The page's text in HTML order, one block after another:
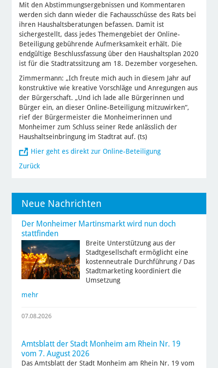
Mit den Abstimmungsergebnissen und Kommentaren
werden sich dann wieder die Fachausschüsse des Rats bei
ihren Haushaltsberatungen befassen. Damit ist
sichergestellt, dass jedes Themengebiet der Online-
Beteiligung gebührende Aufmerksamkeit erhält. Die
endgültige Beschlussfassung über den Haushaltsplan 2020
ist für die Stadtratssitzung am 18. Dezember vorgesehen.
Zimmermann: „Ich freute mich auch in diesem Jahr auf
konstruktive wie kreative Vorschläge und Anregungen aus
der Bürgerschaft. „Und ich lade alle Bürgerinnen und
Bürger ein, an dieser Online-Beteiligung mitzuwirken“,
rief der Bürgermeister die Monheimerinnen und
Monheimer zum Schluss seiner Rede anlässlich der
Haushaltseinbringung im Stadtrat auf. (ts)
Hier geht es direkt zur Online-Beteiligung
Zurück
Neue Nachrichten
Der Monheimer Martinsmarkt wird nun doch
stattfinden
Breite Unterstützung aus der
Stadtgesellschaft ermöglicht eine
kostenneutrale Durchführung / Das
Stadtmarketing koordiniert die
Umsetzung
mehr
07.08.2026
Amtsblatt der Stadt Monheim am Rhein Nr. 19
vom 7. August 2026
Das Amtsblatt der Stadt Monheim am Rhein Nr. 19 vom